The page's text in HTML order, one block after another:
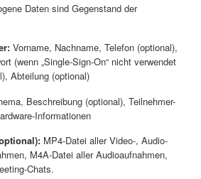
Daten sind Gegenstand der
Vorname, Nachname, Telefon (optional),
(wenn „Single-Sign-On“ nicht verwendet
Abteilung (optional)
Beschreibung (optional), Teilnehmer-
Informationen
MP4-Datei aller Video-, Audio-
M4A-Datei aller Audioaufnahmen,
Chats.